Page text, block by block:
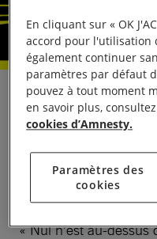
En réaction aux
de mort contre
décembre 2024,
International, a déclaré :
« Nul n’est au-
En cliquant sur « OK
accord pour l'utilisation
également continuer
paramètres par défaut
pouvez à tout moment
en savoir plus,
cookies d’Amnesty.
Paramètres des
cookies